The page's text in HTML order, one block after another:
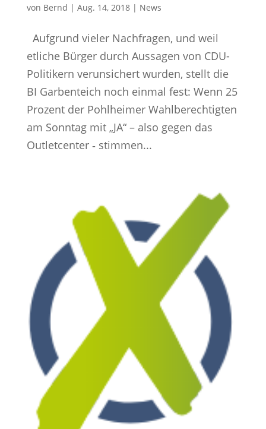
von Bernd | Aug. 14, 2018| News
Aufgrund vieler Nachfragen, und weil
etliche Bürger durch Aussagen von CDU-
Politikern verunsichert wurden, stellt die
BI Garbenteich noch einmal fest: Wenn 25
Prozent der Pohlheimer Wahlberechtigten
am Sonntag mit „JA“ – also gegen das
Outletcenter ‑ stimmen...